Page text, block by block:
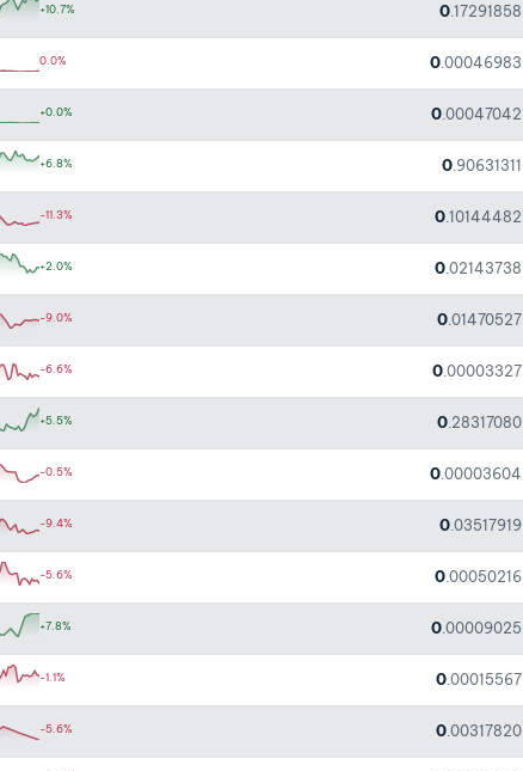
+10.7% 0.17291858
0.0% 0.00046983
+0.0% 0.00047042
+6.8% 0.90631311
-11.3% 0.10144482
+2.0% 0.02143738
-9.0% 0.01470527
-6.6% 0.00003327
+5.5% 0.28317080
-0.5% 0.00003604
-9.4% 0.03517919
-5.6% 0.00050216
+7.8% 0.00009025
-1.1% 0.00015567
-5.6% 0.00317820